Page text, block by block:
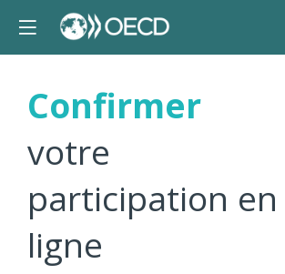
Confirmer
votre
participation en
ligne